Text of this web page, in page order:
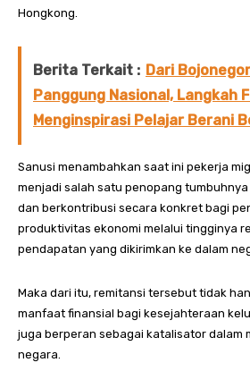
Hongkong.
Berita Terkait : Dari
Panggung Nasional, Langkah
Menginspirasi Pelajar Berani
Sanusi menambahkan saat ini pekerja
menjadi salah satu penopang
dan berkontribusi secara konkret bagi
produktivitas ekonomi melalui tingginya
pendapatan yang dikirimkan ke dalam
Maka dari itu, remitansi tersebut tidak
manfaat finansial bagi kesejahteraan
juga berperan sebagai katalisator dalam
negara.